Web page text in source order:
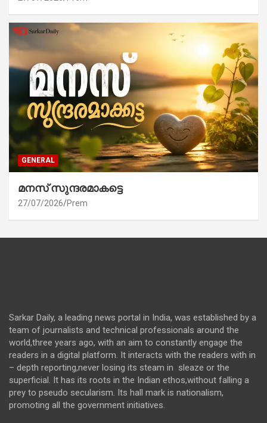
GENERAL
മനസ് സുന്ദരമാകട്ടെ
27/07/2026 Prem
Sarkar Daily, a leading news portal in India, was established by a
team of journalists and technical professionals around the
world,three years ago, with an aim to constantly engage the
readers in a digital platform. It interacts with the readers with in
– depth reporting,never losing its steam in sleaze or the
superficial. It has its roots in the Indian ethos,without falling a
prey to pseudo secularism. Its hall mark is nationalism,
promoting all the government initiatives.